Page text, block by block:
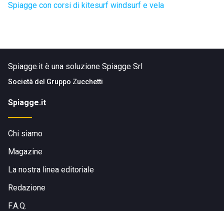
Spiagge con corsi di kitesurf windsurf e vela
Spiagge.it è una soluzione Spiagge Srl
Società del Gruppo Zucchetti
Spiagge.it
Chi siamo
Magazine
La nostra linea editoriale
Redazione
F.A.Q.